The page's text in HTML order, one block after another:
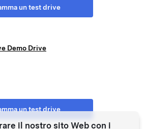
un test drive
Demo Drive
un test drive
il nostro sito Web con i